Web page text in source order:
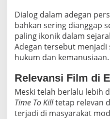
Dialog dalam adegan
bahkan sering dianggap
paling ikonik dalam
Adegan tersebut
hukum dan kemanusiaan.
Relevansi Film di
Meski telah berlalu lebih
Time To Killtetap relevan
terjadi di masyarakat